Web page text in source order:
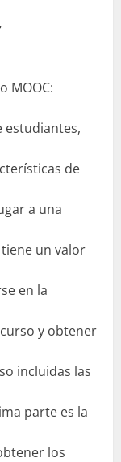
MOOC:
estudiantes,
de
a una
un valor
en la
y obtener
incluidas las
parte es la
los